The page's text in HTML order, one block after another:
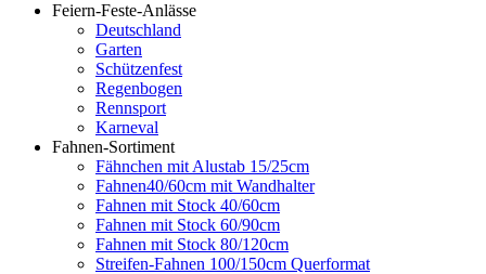
Feiern-Feste-Anlässe
Deutschland
Garten
Schützenfest
Regenbogen
Rennsport
Karneval
Fahnen-Sortiment
Fähnchen mit Alustab 15/25cm
Fahnen40/60cm mit Wandhalter
Fahnen mit Stock 40/60cm
Fahnen mit Stock 60/90cm
Fahnen mit Stock 80/120cm
Streifen-Fahnen 100/150cm Querformat